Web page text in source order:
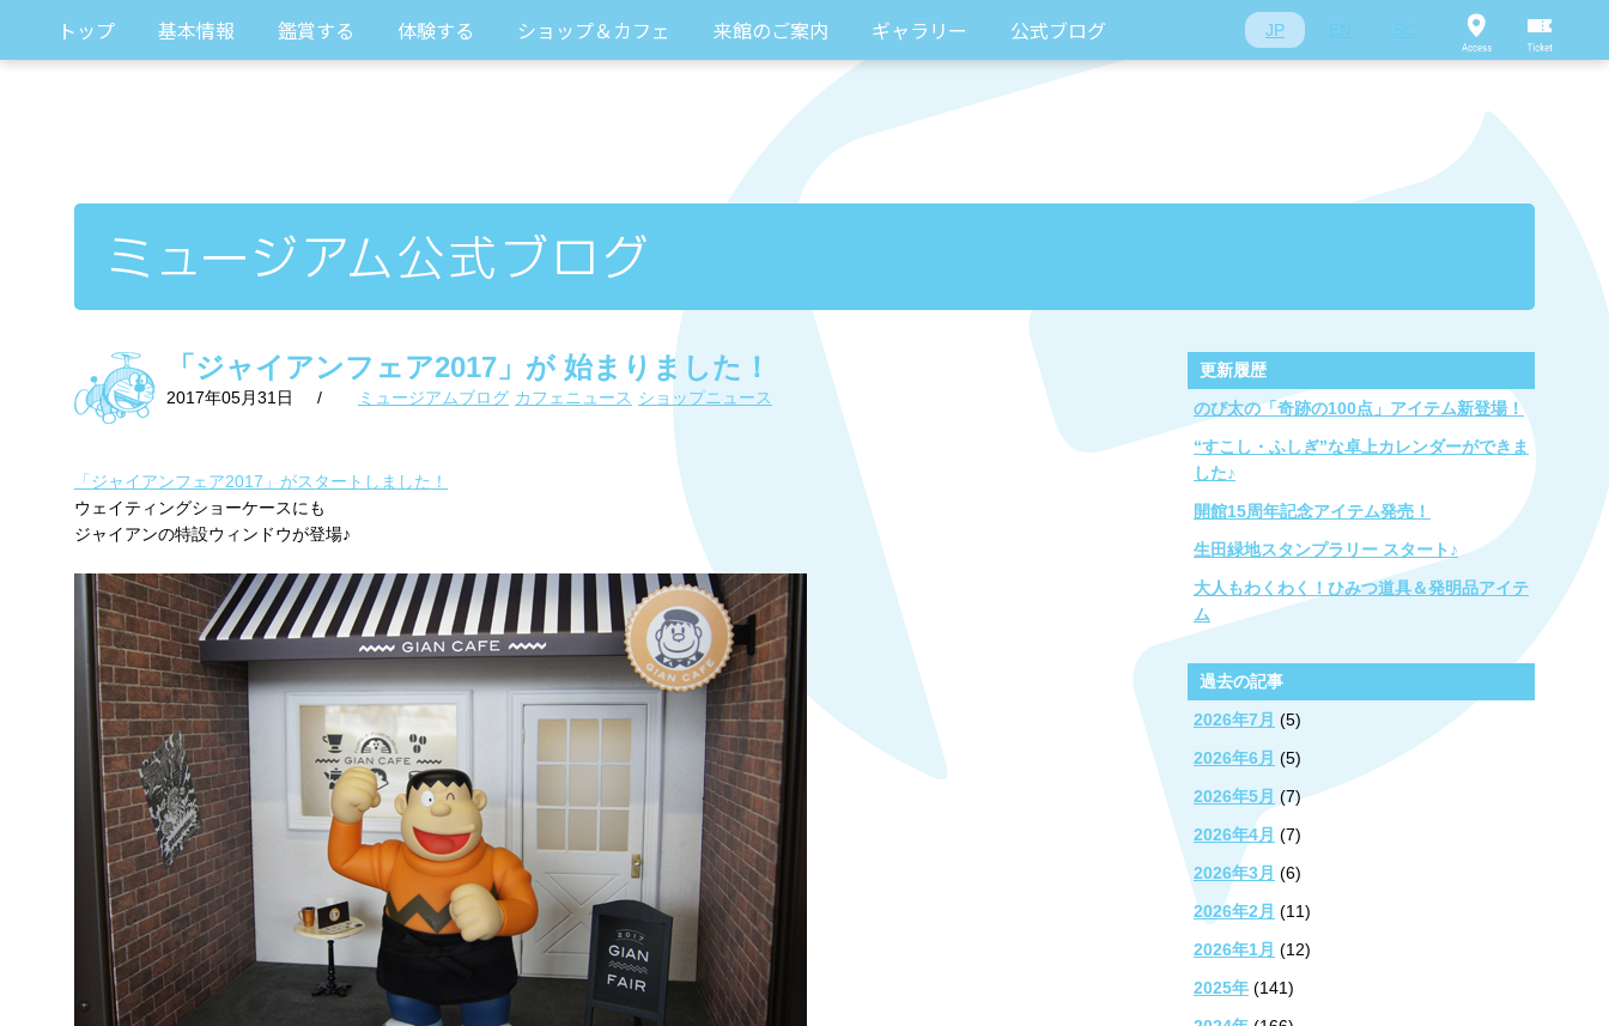
トップ 基本情報 鑑賞する 体験する ショップ＆カフェ 来館のご案内 ギャラリー 公式ブログ JP
「ジャイアンフェア2017」が 始まりました！
2017年05月31日 / ミュージアムブログ カフェニュース ショップニュース
「ジャイアンフェア2017」がスタートしました！
ウェイティングショーケースにも
ジャイアンの特設ウィンドウが登場♪
更新履歴
のび太の「奇跡の100点」アイテム新登場！
“すこし・ふしぎ”な卓上カレンダーができま
した♪
開館15周年記念アイテム発売！
生田緑地スタンプラリー スタート♪
大人もわくわく！ひみつ道具＆発明品アイテ
ム
過去の記事
2026年7月 (5)
2026年6月 (5)
2026年5月 (7)
2026年4月 (7)
2026年3月 (6)
2026年2月 (11)
2026年1月 (12)
2025年 (141)